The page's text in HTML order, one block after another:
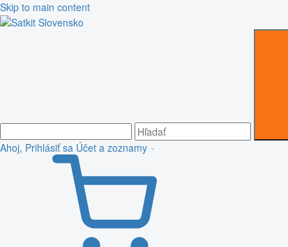
Skip to main content
Ahoj, Prihlásiť sa Účet a zoznamy